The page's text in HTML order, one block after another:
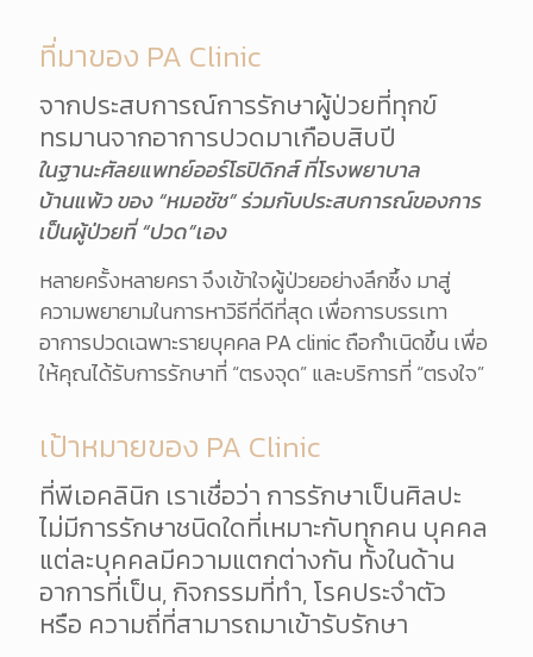
ที่มาของ PA Clinic
จากประสบการณ์การรักษาผู้ป่วยที่ทุกข์
ทรมานจากอาการปวดมาเกือบสิบปี
ในฐานะศัลยแพทย์ออร์โธปิดิกส์ ที่โรงพยาบาล
บ้านแพ้ว ของ “หมอชัช” ร่วมกับประสบการณ์ของการ
เป็นผู้ป่วยที่ “ปวด”เอง
หลายครั้งหลายครา จึงเข้าใจผู้ป่วยอย่างลึกซึ้ง มาสู่
ความพยายามในการหาวิธีที่ดีที่สุด เพื่อการบรรเทา
อาการปวดเฉพาะรายบุคคล PA clinic ถือกำเนิดขึ้น เพื่อ
ให้คุณได้รับการรักษาที่ “ตรงจุด” และบริการที่ “ตรงใจ”
เป้าหมายของ PA Clinic
ที่พีเอคลินิก เราเชื่อว่า การรักษาเป็นศิลปะ
ไม่มีการรักษาชนิดใดที่เหมาะกับทุกคน บุคคล
แต่ละบุคคลมีความแตกต่างกัน ทั้งในด้าน
อาการที่เป็น, กิจกรรมที่ทำ, โรคประจำตัว
หรือ ความถี่ที่สามารถมาเข้ารับรักษา